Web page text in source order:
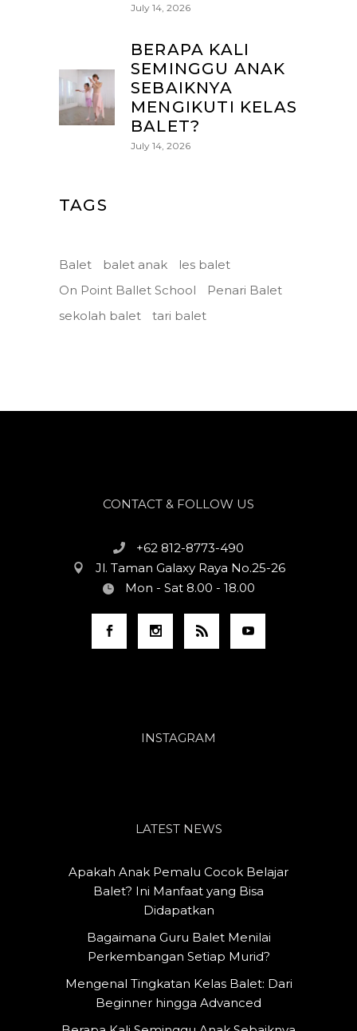
July 14, 2026
BERAPA KALI
SEMINGGU ANAK
SEBAIKNYA
MENGIKUTI KELAS
BALET?
July 14, 2026
TAGS
Balet balet anak
les balet
On Point Ballet School
Penari Balet
sekolah balet
tari balet
CONTACT & FOLLOW US
+62 812-8773-490
Jl. Taman Galaxy Raya No.25-26
Mon - Sat 8.00 - 18.00
INSTAGRAM
LATEST NEWS
Apakah Anak Pemalu Cocok Belajar
Balet? Ini Manfaat yang Bisa
Didapatkan
Bagaimana Guru Balet Menilai
Perkembangan Setiap Murid?
Mengenal Tingkatan Kelas Balet: Dari
Beginner hingga Advanced